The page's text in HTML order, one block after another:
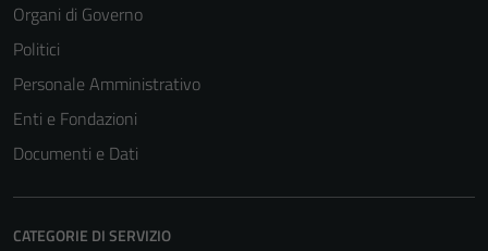
Organi di Governo
Politici
Personale Amministrativo
Enti e Fondazioni
Documenti e Dati
CATEGORIE DI SERVIZIO